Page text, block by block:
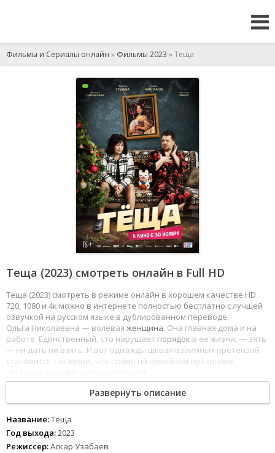
Фильмы и Сериалы онлайн » Фильмы 2023 » Теща
Теща (2023) смотреть онлайн в Full HD
Теща (2023) смотреть в режиме онлайн в хорошем качестве HD
720, 1080 и 4к можно в интернете полностью бесплатно с лучшей
озвучкой на русском языке в дублированном переводе.
Ольга Николаевна — волевая женщина. Она главная дома и на
работе. Единственный, кто нарушает порядок в ее жизни, — зять
— ни дать ни взять. И вот однажды шквал взаимных претензий
становится так велик, что прямо на семейном празднике
Развернуть описание
Название:Теща
Год выхода:2023
Режиссер:Аскар Узабаев